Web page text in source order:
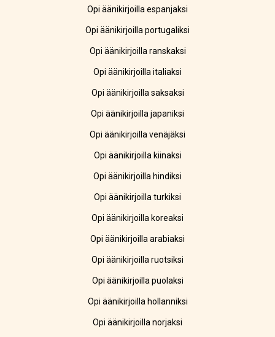
Opi äänikirjoilla espanjaksi
Opi äänikirjoilla portugaliksi
Opi äänikirjoilla ranskaksi
Opi äänikirjoilla italiaksi
Opi äänikirjoilla saksaksi
Opi äänikirjoilla japaniksi
Opi äänikirjoilla venäjäksi
Opi äänikirjoilla kiinaksi
Opi äänikirjoilla hindiksi
Opi äänikirjoilla turkiksi
Opi äänikirjoilla koreaksi
Opi äänikirjoilla arabiaksi
Opi äänikirjoilla ruotsiksi
Opi äänikirjoilla puolaksi
Opi äänikirjoilla hollanniksi
Opi äänikirjoilla norjaksi